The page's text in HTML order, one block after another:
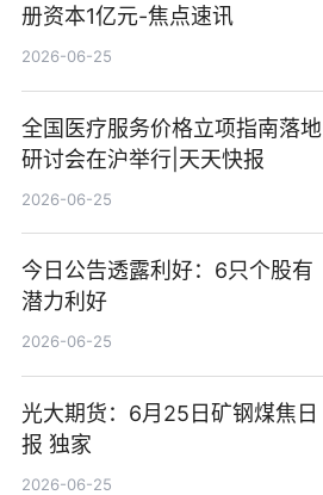
册资本1亿元-焦点速讯
2026-06-25
全国医疗服务价格立项指南落地
研讨会在沪举行|天天快报
2026-06-25
今日公告透露利好：6只个股有
潜力利好
2026-06-25
光大期货：6月25日矿钢煤焦日
报 独家
2026-06-25